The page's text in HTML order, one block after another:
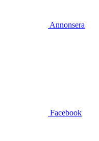
Annonsera
Facebook